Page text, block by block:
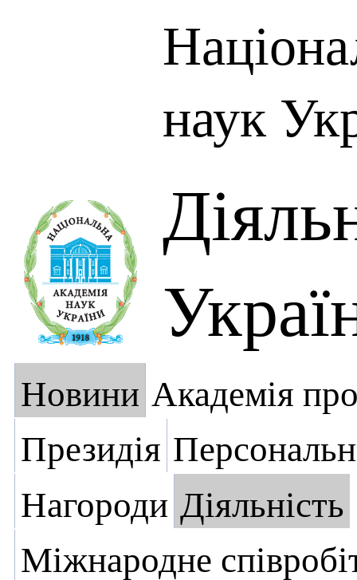
наук
Новини Академія
Президія
Нагороди Діяльність
Міжнародне